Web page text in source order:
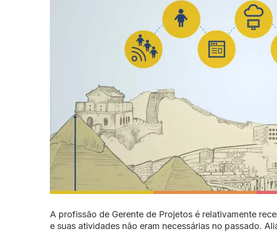
A profissão de Gerente de Projetos é relativamente
e suas atividades não eram necessárias no passado.